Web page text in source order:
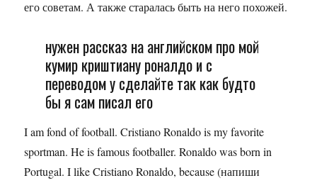
его советам. А также старалась быть на него похожей.
нужен рассказ на английском про мой
кумир криштиану роналдо и с
переводом у сделайте так как будто
бы я сам писал его
I am fond of football. Cristiano Ronaldo is my favorite
sportman. He is famous footballer. Ronaldo was born in
Portugal. I like Cristiano Ronaldo, because (напиши